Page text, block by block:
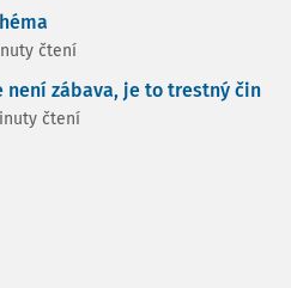
čtení
není zábava, je to trestný čin
čtení